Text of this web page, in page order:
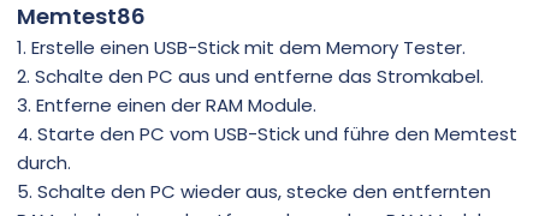
Memtest86
1. Erstelle einen USB-Stick mit dem Memory Tester.
2. Schalte den PC aus und entferne das Stromkabel.
3. Entferne einen der RAM Module.
4. Starte den PC vom USB-Stick und führe den Memtest
durch.
5. Schalte den PC wieder aus, stecke den entfernten